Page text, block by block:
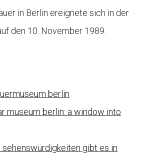
in Berlin ereignete sich in der
den 10. November 1989.
berlin
museum berlin: a window into
sehenswürdigkeiten gibt es in